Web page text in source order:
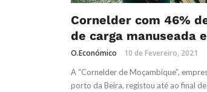
Cornelder com 46%
de carga manuseada
O.Económico 10 de Fevereiro, 2021
A “Cornelder de Moçambique”,
porto da Beira, registou até ao final